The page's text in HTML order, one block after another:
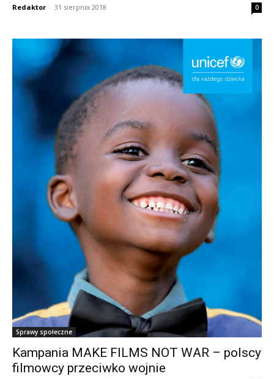
Redaktor - 31 sierpnia 2018 0
Sprawy społeczne
Kampania MAKE FILMS NOT WAR – polscy
filmowcy przeciwko wojnie